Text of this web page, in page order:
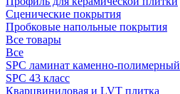
Сценические покрытия
Пробковые напольные покрытия
Все товары
Все
SPC ламинат каменно-полимерный
SPC 43 класс
Кварцвиниловая и LVT плитка